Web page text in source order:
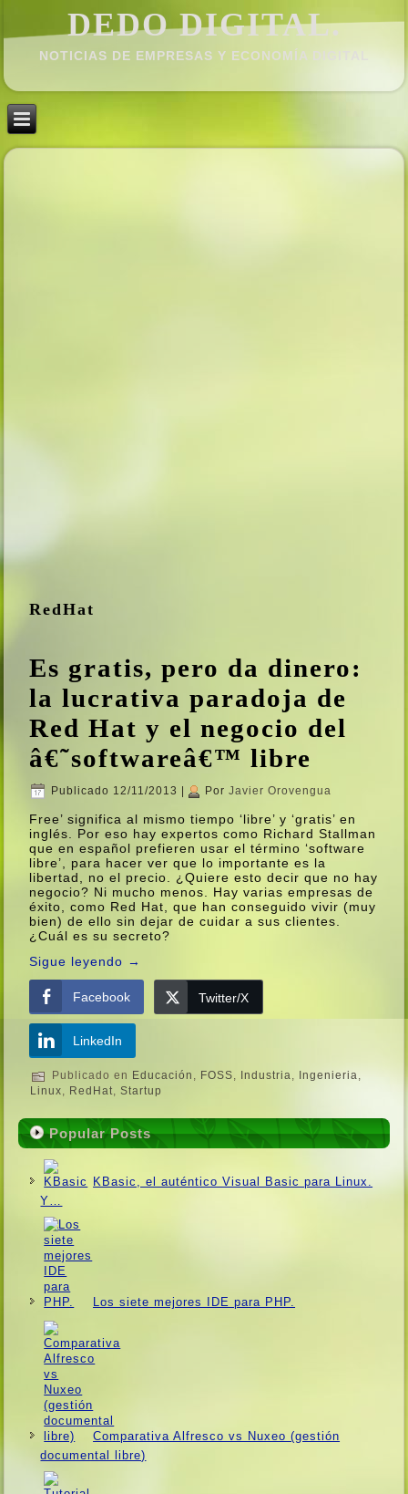
DEDO DIGITAL.
NOTICIAS DE EMPRESAS Y ECONOMÍ­A DIGITAL
RedHat
Es gratis, pero da dinero:
la lucrativa paradoja de
Red Hat y el negocio del
â€˜softwareâ€™ libre
Publicado 12/11/2013 Por Javier Orovengua
Free’ significa al mismo tiempo ‘libre’ y ‘gratis’ en
inglés. Por eso hay expertos como Richard Stallman
que en español prefieren usar el término ‘software
libre’, para hacer ver que lo importante es la
libertad, no el precio. ¿Quiere esto decir que no hay
negocio? Ni mucho menos. Hay varias empresas de
éxito, como Red Hat, que han conseguido vivir (muy
bien) de ello sin dejar de cuidar a sus clientes.
¿Cuál es su secreto?
Sigue leyendo →
Facebook Twitter/X
LinkedIn
Publicado en Educación , FOSS, Industria, Ingenieria,
Linux, RedHat,Startup
Popular Posts
KBasic, el auténtico Visual Basic para Linux.
Y…
Los siete mejores IDE para PHP.
Comparativa Alfresco vs Nuxeo (gestión
documental libre)